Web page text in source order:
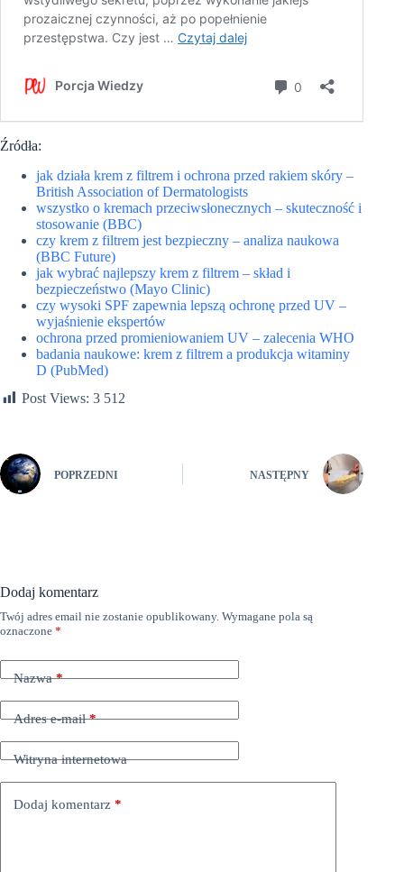
Źródła:
jak działa krem z filtrem i ochrona przed rakiem skóry –
British Association of Dermatologists
wszystko o kremach przeciwsłonecznych – skuteczność i
stosowanie (BBC)
czy krem z filtrem jest bezpieczny – analiza naukowa
(BBC Future)
jak wybrać najlepszy krem z filtrem – skład i
bezpieczeństwo (Mayo Clinic)
czy wysoki SPF zapewnia lepszą ochronę przed UV –
wyjaśnienie ekspertów
ochrona przed promieniowaniem UV – zalecenia WHO
badania naukowe: krem z filtrem a produkcja witaminy
D (PubMed)
Post Views: 3 512
POPRZEDNI NASTĘPNY
Dodaj komentarz
Twój adres email nie zostanie opublikowany. Wymagane pola są
oznaczone *
Nazwa*
Adres e-mail*
Witryna internetowa
Dodaj komentarz *